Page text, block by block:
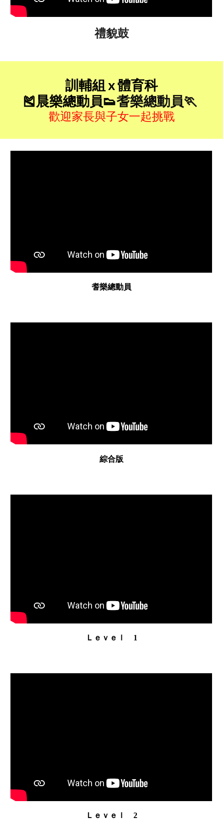
禮貌鼓
訓輔組 x 體育科
🎽晨樂總動員👟耆樂總動員🏃
歡迎家長與子女一起挑戰
耆樂總動員
綜合版
Ｌｅｖｅｌ 1
Ｌｅｖｅｌ 2